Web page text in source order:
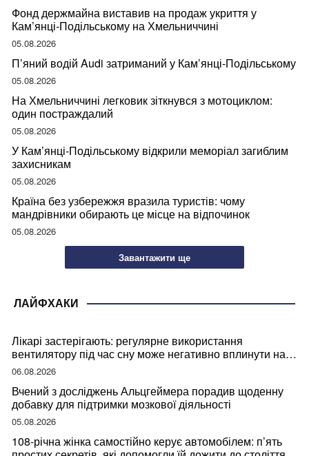
Фонд держмайна виставив на продаж укриття у
Кам’янці-Подільському на Хмельниччині
05.08.2026
П’яний водій Audi затриманий у Кам’янці-Подільському
05.08.2026
На Хмельниччині легковик зіткнувся з мотоциклом:
один постраждалий
05.08.2026
У Кам’янці-Подільському відкрили меморіал загиблим
захисникам
05.08.2026
Країна без узбережжя вразила туристів: чому
мандрівники обирають це місце на відпочинок
05.08.2026
Завантажити ще
ЛАЙФХАКИ
Лікарі застерігають: регулярне використання
вентилятору під час сну може негативно вплинути на
ваше здоров’я
06.08.2026
Вчений з досліджень Альцгеймера порадив щоденну
добавку для підтримки мозкової діяльності
05.08.2026
108-річна жінка самостійно керує автомобілем: п’ять